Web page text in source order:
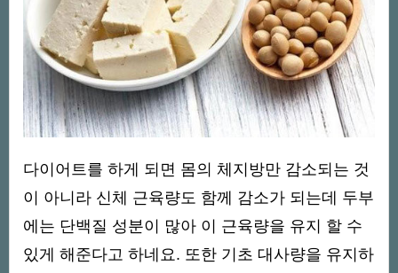
다이어트를 하게 되면 몸의 체지방만 감소되는 것
이 아니라 신체 근육량도 함께 감소가 되는데 두부
에는 단백질 성분이 많아 이 근육량을 유지 할 수
있게 해준다고 하네요. 또한 기초 대사량을 유지하